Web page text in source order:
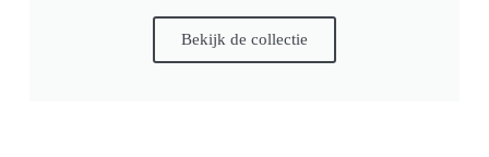
Bekijk de collectie